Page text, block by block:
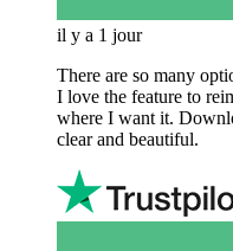
il y a 1 jour
There are so many
I love the feature to
where I want it.
clear and beautiful.